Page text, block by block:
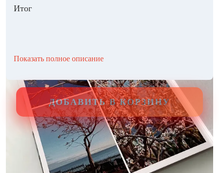
Итог
Показать полное описание
ДОБАВИТЬ В КОРЗИНУ